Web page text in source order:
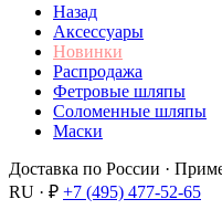
Назад
Аксессуары
Новинки
Распродажа
Фетровые шляпы
Соломенные шляпы
Маски
Доставка по России ·
RU · ₽ +7 (495) 477-52-65